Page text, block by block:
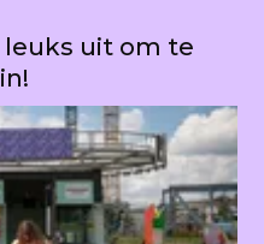
leuks uit om te